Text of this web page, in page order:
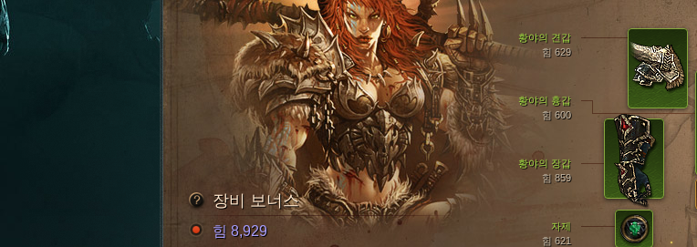
황야의 흉갑
힘 600
황야의 장갑
힘 859
황야의 견갑
힘 629
자제
힘 621
장비 보너스
힘 8,929